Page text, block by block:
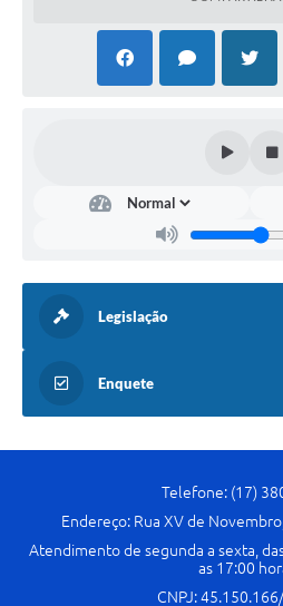
Legislação
Enquete
Telefone: (17)
Endereço: Rua XV de
Atendimento de segunda a sexta,
as 17:00
CNPJ: